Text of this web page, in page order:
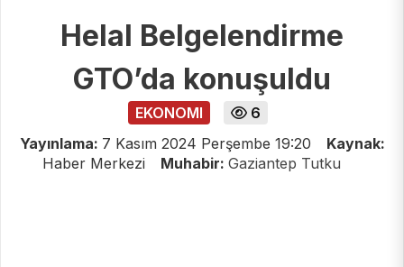
Helal Belgelendirme
GTO’da konuşuldu
EKONOMI
6
Yayınlama: 7 Kasım 2024 Perşembe 19:20
Kaynak:
Haber Merkezi
Muhabir: Gaziantep Tutku